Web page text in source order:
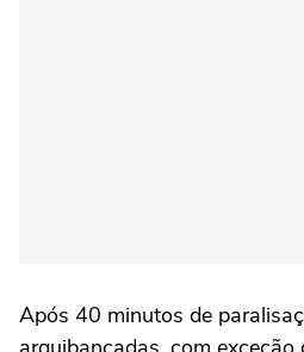
Após 40 minutos de